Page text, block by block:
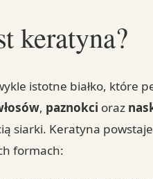
keratyna?
istotne białko, które
, paznokci oraz
siarki. Keratyna
formach: